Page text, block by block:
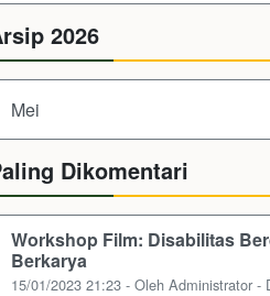
2026
Mei
Dikomentari
Workshop Film: Disabilitas
Berkarya
15/01/2023 21:23 - Oleh Administrator -